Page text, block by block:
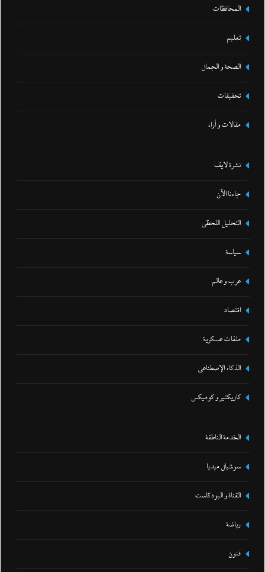
المحافظات
تعليم
الصحة و الجمال
تحقيقات
مقالات و أراء
نشرة لايف
جاءنا الآن
التحليل اللحظي
سياسة
عرب و عالم
اقتصاد
ملفات عسكرية
الذكاء الإصطناعي
كاريكتير و كوميكس
الخدمة الناطقة
سوشيال ميديا
القناة و البودكاست
رياضة
فنون